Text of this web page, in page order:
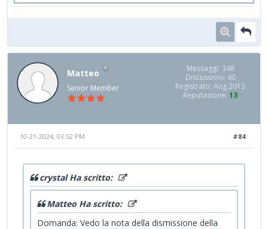
Matteo
Senior Member
Messaggi: 348
Discussioni: 40
Registrato: Aug 2013
Reputazione: 13
#84
10-21-2024, 03:52 PM
crystal Ha scritto:
Matteo Ha scritto:
Domanda: Vedo la nota della dismissione della